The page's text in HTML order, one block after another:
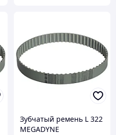
Зубчатый ремень L 322
MEGADYNE